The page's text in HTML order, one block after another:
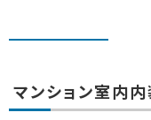
マンション室内